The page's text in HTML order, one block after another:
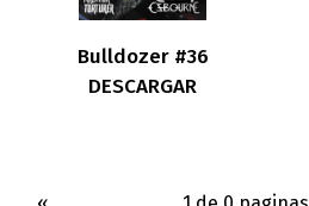
Bulldozer #36
DESCARGAR